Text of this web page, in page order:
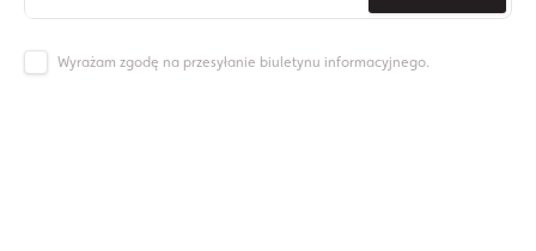
Wyrażam zgodę na przesyłanie biuletynu informacyjnego.